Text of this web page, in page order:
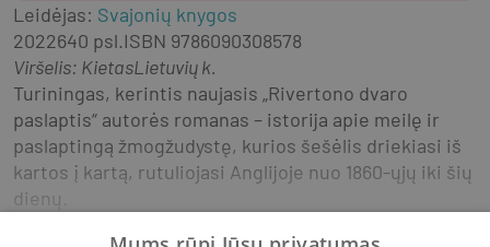
Leidėjas: Svajonių knygos
2022640 psl.ISBN 9786090308578
Viršelis: KietasLietuvių k.
Turiningas, kerintis naujasis „Rivertono dvaro
paslaptis“ autorės romanas – istorija apie meilę ir
paslaptingą žmogžudystę, kurios šešėlis driekiasi iš
kartos į kartą, rutuliojasi Anglijoje nuo 1860-ųjų iki šių
dienų.